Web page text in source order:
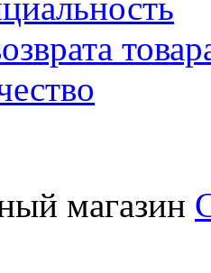
магазин